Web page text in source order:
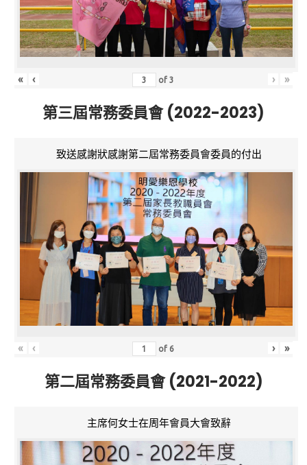
« ‹ of3 › »
第三屆常務委員會 (2022-2023)
致送感謝狀感謝第二屆常務委員會委員的付出
« ‹ of 6 › »
第二屆常務委員會 (2021-2022)
主席何女士在周年會員大會致辭